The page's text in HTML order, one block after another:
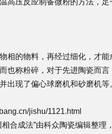
高压反应制备微粉的方法，
相的物料，再经过细化，才
也称粉碎，对于先进陶瓷而
出现了偏心球磨机和砂磨机等
jishu/1121.html
合成法”由科众陶瓷编辑整